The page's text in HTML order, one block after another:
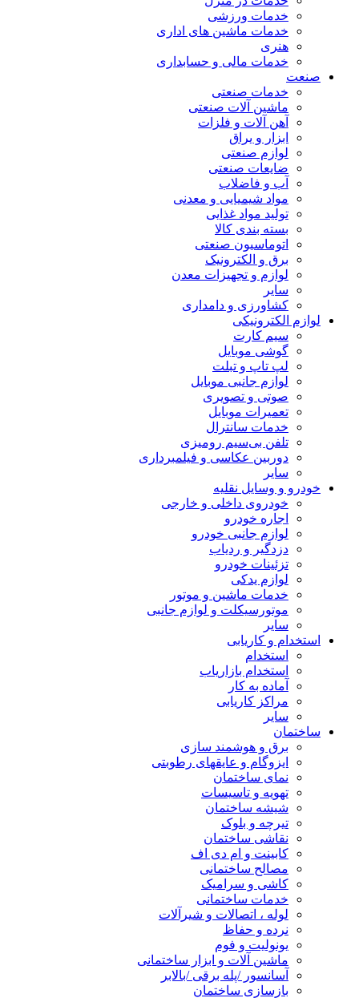
خدمات ورزشی
خدمات ماشین های اداری
هنری
خدمات مالی و حسابداری
صنعت
خدمات صنعتی
ماشین آلات صنعتی
آهن آلات و فلزات
ابزار و یراق
لوازم صنعتی
ضایعات صنعتی
آب و فاضلاب
مواد شیمیایی و معدنی
تولید مواد غذایی
بسته بندی کالا
اتوماسیون صنعتی
برق و الکترونیک
لوازم و تجهیزات معدن
سایر
کشاورزی و دامداری
لوازم الکترونیکی
سیم کارت
گوشی موبایل
لپ تاپ و تبلت
لوازم جانبی موبایل
صوتی و تصویری
تعمیرات موبایل
خدمات سانترال
تلفن بی‌سیم رومیزی
دوربین عکاسی و فیلمبرداری
سایر
خودرو و وسایل نقلیه
خودروی داخلی و خارجی
اجاره خودرو
لوازم جانبی خودرو
دزدگیر و ردیاب
تزئینات خودرو
لوازم یدکی
خدمات ماشین و موتور
موتورسیکلت و لوازم جانبی
سایر
استخدام و کاریابی
استخدام
استخدام بازاریاب
آماده به کار
مراکز کاریابی
سایر
ساختمان
برق و هوشمند سازی
ایزوگام و عایقهای رطوبتی
نمای ساختمان
تهویه و تاسیسات
شیشه ساختمان
تیرچه و بلوک
نقاشی ساختمان
کابینت و ام دی اف
مصالح ساختمانی
کاشی و سرامیک
خدمات ساختمانی
لوله ، اتصالات و شیرآلات
نرده و حفاظ
یونولیت و فوم
ماشین آلات و ابزار ساختمانی
آسانسور /پله برقی /بالابر
بازسازی ساختمان